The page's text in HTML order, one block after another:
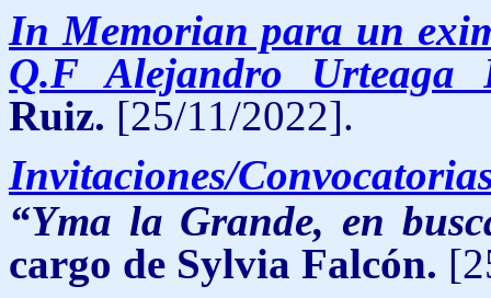
In Memorian para un
Q.F Alejandro Urteaga
Ruiz. [25/11/2022].
Invitaciones/
“Yma la Grande, en
cargo de Sylvia Falcón.